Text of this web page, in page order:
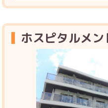
ホスピタルメン